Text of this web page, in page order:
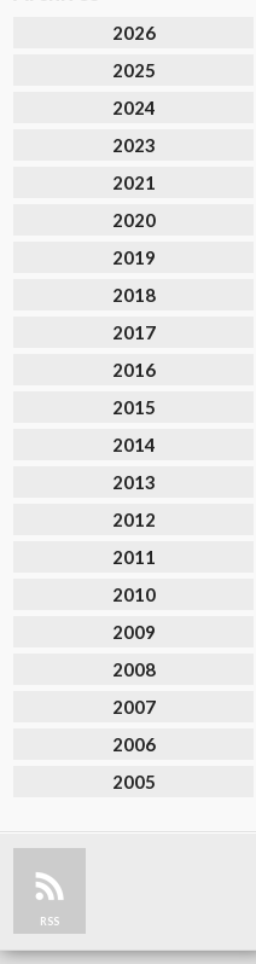
2026
2025
2024
2023
2021
2020
2019
2018
2017
2016
2015
2014
2013
2012
2011
2010
2009
2008
2007
2006
2005
RSS